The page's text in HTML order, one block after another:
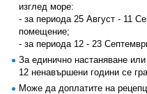
изглед море:
- за периода 25 Август - 11
помещение;
- за периода 12 - 23
За единично настаняване
12 ненавършени години се
Може да доплатите на